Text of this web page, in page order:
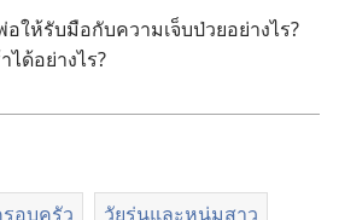
อ​ให้​รับมือ​กับ​ความ​เจ็บ​ป่วย​อย่าง​ไร?
ด้​อย่าง​ไร?
อบครัว วัยรุ่น​และ​หนุ่ม​สาว